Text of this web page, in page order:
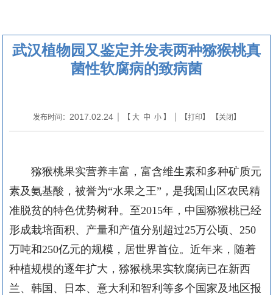
武汉植物园又鉴定并发表两种猕猴桃真
菌性软腐病的致病菌
发布时间： 2017.02.24| 【 大 中 小】 | 【打印】 【关闭】
猕猴桃果实营养丰富，富含维生素和多种矿质元
素及氨基酸，被誉为“水果之王”，是我国山区农民精
准脱贫的特色优势树种。至2015年，中国猕猴桃已经
形成栽培面积、产量和产值分别超过25万公顷、 250
万吨和250亿元的规模，居世界首位。近年来，随着
种植规模的逐年扩大，猕猴桃果实软腐病已在新西
兰、韩国、日本、意大利和智利等多个国家及地区报